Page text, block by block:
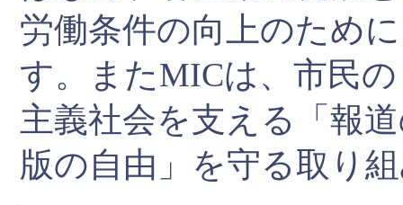
労働条件の向上のため
す。またMICは、市民
主義社会を支える「報
版の自由」を守る取り